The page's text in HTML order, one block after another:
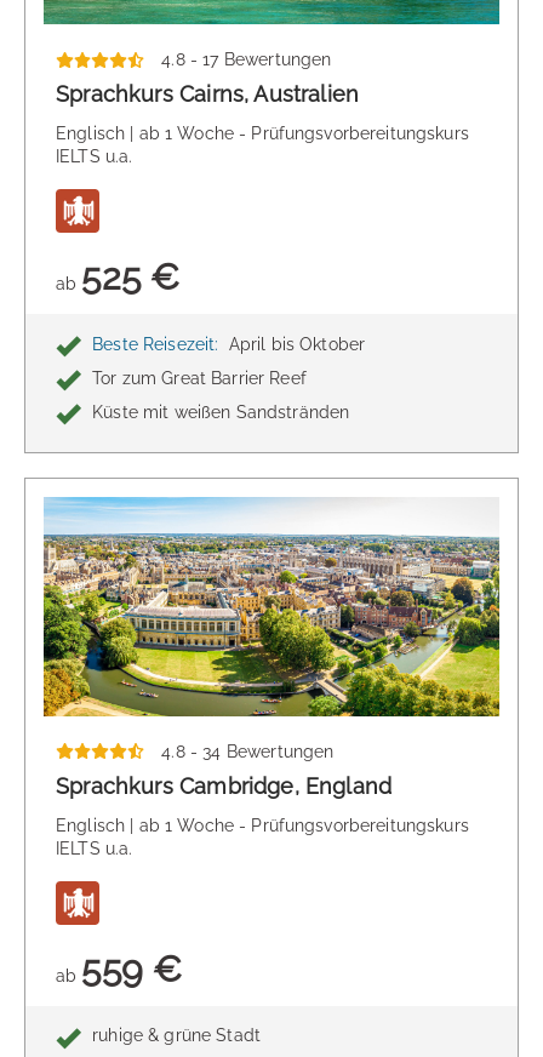
4.8 - 17 Bewertungen
Sprachkurs Cairns, Australien
Englisch | ab 1 Woche - Prüfungsvorbereitungskurs
IELTS u.a.
ab 525 €
Beste Reisezeit:
April bis Oktober
Tor zum Great Barrier Reef
Küste mit weißen Sandstränden
4.8 - 34 Bewertungen
Sprachkurs Cambridge, England
Englisch | ab 1 Woche - Prüfungsvorbereitungskurs
IELTS u.a.
ab 559 €
ruhige & grüne Stadt